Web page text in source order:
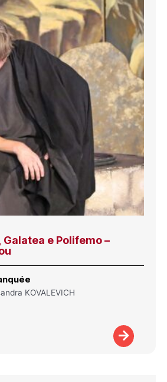
Galatea e Polifemo –
KOVALEVICH